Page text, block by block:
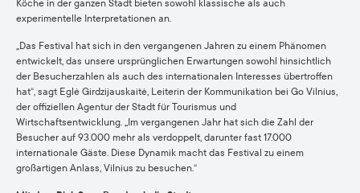
Köche in der ganzen Stadt bieten sowohl klassische als auch
experimentelle Interpretationen an.
„Das Festival hat sich in den vergangenen Jahren zu einem Phänomen
entwickelt, das unsere ursprünglichen Erwartungen sowohl hinsichtlich
der Besucherzahlen als auch des internationalen Interesses übertroffen
hat“, sagt Eglė Girdzijauskaitė, Leiterin der Kommunikation bei Go Vilnius,
der offiziellen Agentur der Stadt für Tourismus und
Wirtschaftsentwicklung. „Im vergangenen Jahr hat sich die Zahl der
Besucher auf 93.000 mehr als verdoppelt, darunter fast 17.000
internationale Gäste. Diese Dynamik macht das Festival zu einem
großartigen Anlass, Vilnius zu besuchen.“